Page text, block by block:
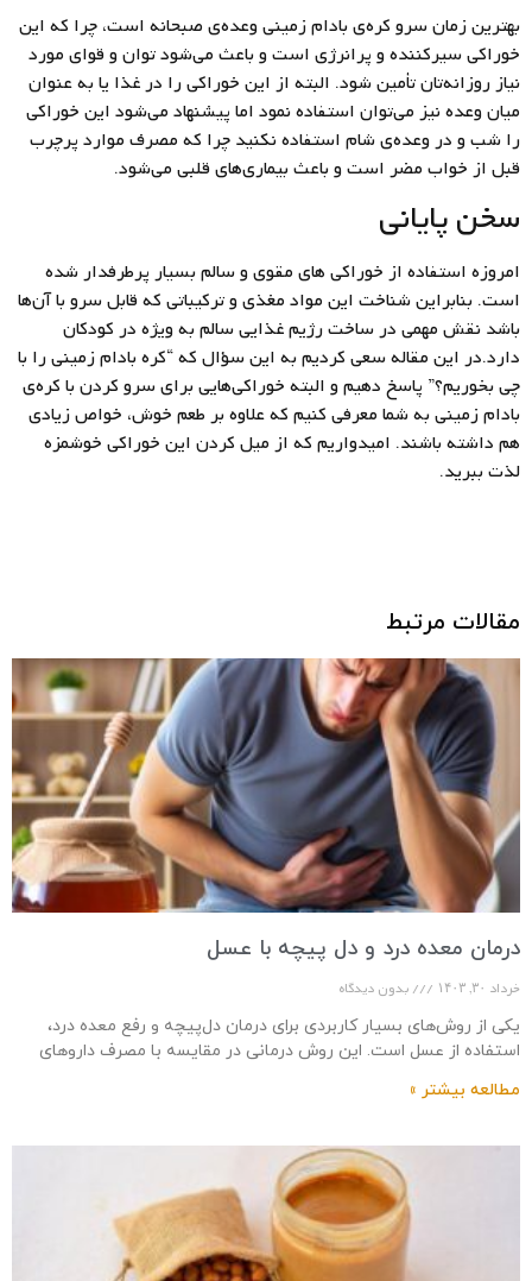
بهترین زمان سرو کره‌ی بادام زمینی وعده‌ی صبحانه است، چرا که این
خوراکی سیرکننده و پرانرژی است و باعث می‌شود توان و قوای مورد
نیاز روزانه‌تان تأمین شود. البته از این خوراکی را در غذا یا به عنوان
میان وعده نیز می‌توان استفاده نمود اما پیشنهاد می‌شود این خوراکی
را شب و در وعده‌ی شام استفاده نکنید چرا که مصرف موارد پرچرب
قبل از خواب مضر است و باعث بیماری‌های قلبی می‌شود.
سخن پایانی
امروزه استفاده از خوراکی های مقوی و سالم بسیار پر‌طرفدار شده
است. بنابراین شناخت این مواد مغذی و ترکیباتی که قابل سرو با آن‌ها
باشد نقش مهمی در ساخت رژیم غذایی سالم به ویژه در کودکان
دارد.در این مقاله سعی کردیم به این سؤال که “کره‌ بادام زمینی را با
چی بخوریم؟” پاسخ دهیم و البته خوراکی‌هایی برای سرو کردن با کره‌ی
بادام زمینی به شما معرفی کنیم که علاوه بر طعم خوش، خواص زیادی
هم داشته باشند. امیدواریم که از میل کردن این خوراکی خوشمزه
لذت ببرید.
مقالات مرتبط
درمان معده درد و دل پیچه با عسل
خرداد ۳۰, ۱۴۰۳ بدون دیدگاه
یکی از روش‌های بسیار کاربردی برای درمان دل‌پیچه و رفع معده درد،
استفاده از عسل است. این روش درمانی در مقایسه با مصرف داروهای
مطالعه بیشتر »